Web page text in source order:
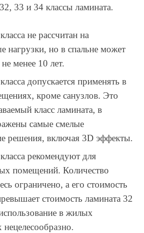
33 и 34 классы ламината.
не рассчитан на
нагрузки, но в спальне может
менее 10 лет.
допускается применять в
кроме санузлов. Это
класс ламината, в
самые смелые
решения, включая 3D эффекты.
рекомендуют для
помещений. Количество
ограничено, а его стоимость
стоимость ламината 32
в жилых